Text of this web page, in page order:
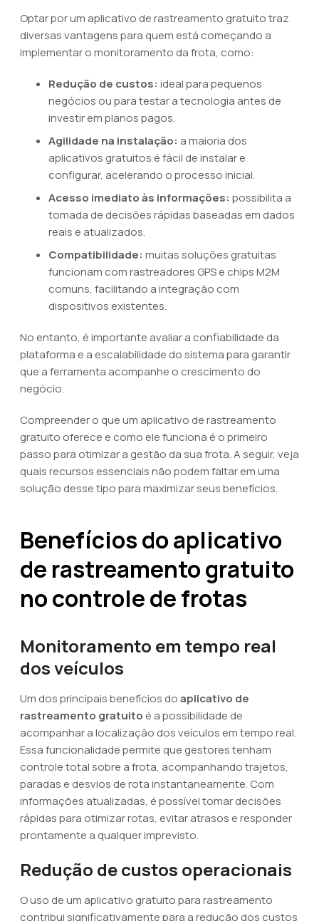
Optar por um aplicativo de rastreamento gratuito traz
diversas vantagens para quem está começando a
implementar o monitoramento da frota, como:
Redução de custos: ideal para pequenos
negócios ou para testar a tecnologia antes de
investir em planos pagos.
Agilidade na instalação: a maioria dos
aplicativos gratuitos é fácil de instalar e
configurar, acelerando o processo inicial.
Acesso imediato às informações: possibilita a
tomada de decisões rápidas baseadas em dados
reais e atualizados.
Compatibilidade: muitas soluções gratuitas
funcionam com rastreadores GPS e chips M2M
comuns, facilitando a integração com
dispositivos existentes.
No entanto, é importante avaliar a confiabilidade da
plataforma e a escalabilidade do sistema para garantir
que a ferramenta acompanhe o crescimento do
negócio.
Compreender o que um aplicativo de rastreamento
gratuito oferece e como ele funciona é o primeiro
passo para otimizar a gestão da sua frota. A seguir, veja
quais recursos essenciais não podem faltar em uma
solução desse tipo para maximizar seus benefícios.
Benefícios do aplicativo
de rastreamento gratuito
no controle de frotas
Monitoramento em tempo real
dos veículos
Um dos principais benefícios doaplicativo de
rastreamento gratuito é a possibilidade de
acompanhar a localização dos veículos em tempo real.
Essa funcionalidade permite que gestores tenham
controle total sobre a frota, acompanhando trajetos,
paradas e desvios de rota instantaneamente. Com
informações atualizadas, é possível tomar decisões
rápidas para otimizar rotas, evitar atrasos e responder
prontamente a qualquer imprevisto.
Redução de custos operacionais
O uso de um aplicativo gratuito para rastreamento
contribui significativamente para a redução dos custos